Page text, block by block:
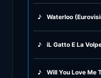
♪ Waterloo
♪ iL Gatto E La
♪ Will You Love Me